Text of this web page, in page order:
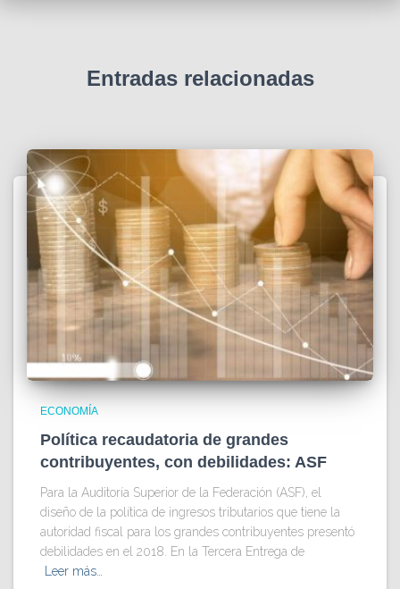
Entradas relacionadas
ECONOMÍA
Política recaudatoria de grandes
contribuyentes, con debilidades: ASF
Para la Auditoría Superior de la Federación (ASF), el
diseño de la política de ingresos tributarios que tiene la
autoridad fiscal para los grandes contribuyentes presentó
debilidades en el 2018. En la Tercera Entrega de
Leer más…